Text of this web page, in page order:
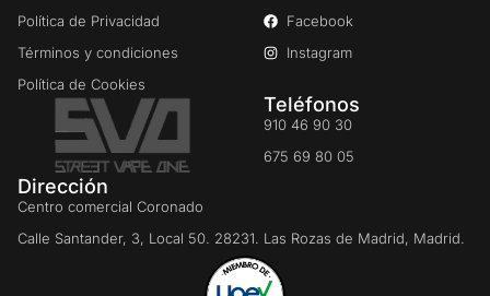
Política de Privacidad
Términos y condiciones
Política de Cookies
Facebook
Instagram
Teléfonos
910 46 90 30
675 69 80 05
Dirección
Centro comercial Coronado
Calle Santander, 3, Local 50. 28231. Las Rozas de Madrid, Madrid.